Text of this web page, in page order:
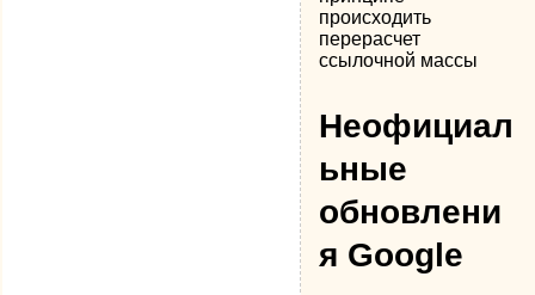
происходить
перерасчет
ссылочной массы
Неофициал
ьные
обновлени
я Google